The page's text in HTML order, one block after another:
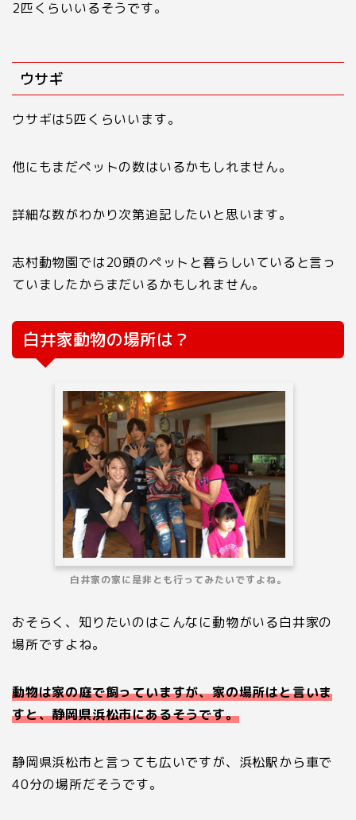
2匹くらいいるそうです。
ウサギ
ウサギは5匹くらいいます。
他にもまだペットの数はいるかもしれません。
詳細な数がわかり次第追記したいと思います。
志村動物園では20頭のペットと暮らしいていると言っ
ていましたからまだいるかもしれません。
白井家動物の場所は？
白井家の家に是非とも行ってみたいですよね。
おそらく、知りたいのはこんなに動物がいる白井家の
場所ですよね。
動物は家の庭で飼っていますが、家の場所はと言いま
すと、静岡県浜松市にあるそうです。
静岡県浜松市と言っても広いですが、浜松駅から車で
40分の場所だそうです。